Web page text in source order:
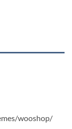
wooshop/